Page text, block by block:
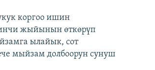
коргоо ишин
жыйынын өткөрүп
ылайык, сот
мыйзам долбоорун сунуш